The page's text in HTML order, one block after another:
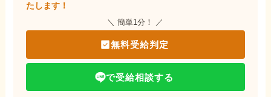
たします！
＼ 簡単1分！ ／
無料受給判定
で受給相談する